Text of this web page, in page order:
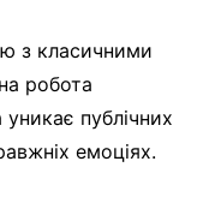
з класичними
робота
публічних
емоціях.